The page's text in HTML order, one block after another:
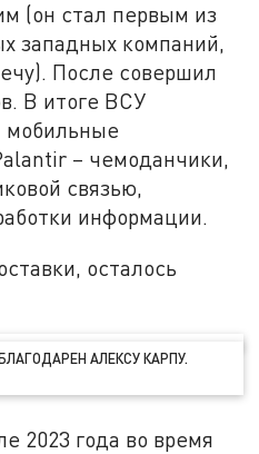
(он стал первым из
западных компаний,
После совершил
В итоге ВСУ
мобильные
– чемоданчики,
связью,
информации.
осталось
АЛЕКСУ КАРПУ.
2023 года во время